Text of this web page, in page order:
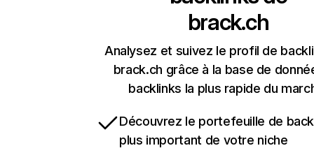
brack.ch
Analysez et suivez le profil de
brack.ch grâce à la base de
backlinks la plus rapide du
Découvrez le portefeuille de
plus important de votre niche